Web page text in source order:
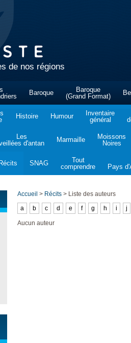
de nos régions
Baroque
Baroque
(Grand Format)
Histoire Humour
Inventaire
général
Les
d'antan
Marmaille
Moissons
Noires
Récits SNAG
Tout
comprendre
Pays
Accueil > Récits > Liste des auteurs
a
b c d e f g h i j
Aucun auteur